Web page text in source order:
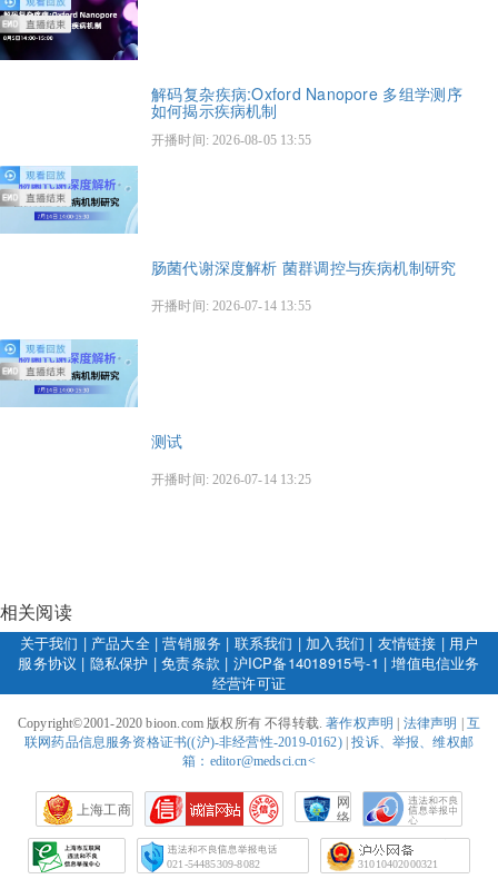
解码复杂疾病:Oxford Nanopore 多组学测序
如何揭示疾病机制
开播时间: 2026-08-05 13:55
肠菌代谢深度解析 菌群调控与疾病机制研究
开播时间: 2026-07-14 13:55
测试
开播时间: 2026-07-14 13:25
相关阅读
关于我们 | 产品大全|营销服务 | 联系我们 | 加入我们 | 友情链接 | 用户
服务协议 | 隐私保护 |免责条款 | 沪ICP备14018915号-1 |增值电信业务
经营许可证
Copyright©2001-2020 bioon.com 版权所有 不得转载.著作权声明 法律声明
互
联网药品信息服务资格证书((沪)-非经营性-2019-0162)|投诉、举报、维权邮
箱：editor@medsci.cn<
上海工商
网
络
会
征
021-54485309-8082 31010402000321